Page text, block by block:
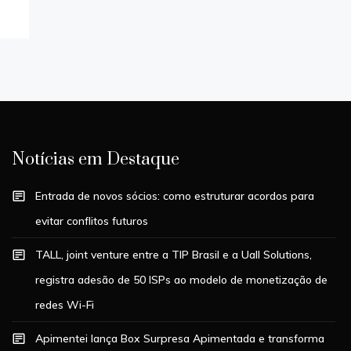
Notícias em Destaque
Entrada de novos sócios: como estruturar acordos para
evitar conflitos futuros
TALL, joint venture entre a TIP Brasil e a Uall Solutions,
registra adesão de 50 ISPs ao modelo de monetização de
redes Wi-Fi
Apimentei lança Box Surpresa Apimentada e transforma